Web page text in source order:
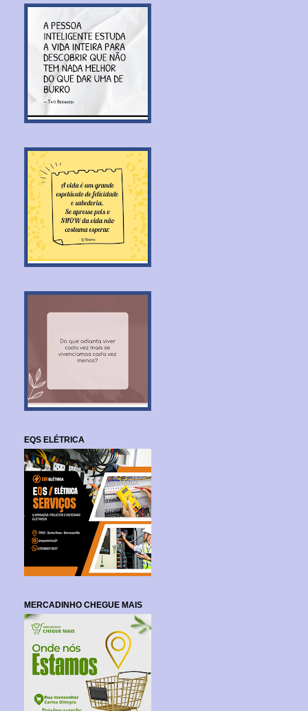
EQS ELÉTRICA
MERCADINHO CHEGUE MAIS